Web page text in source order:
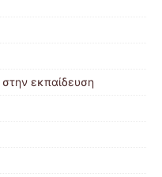
στην εκπαίδευση